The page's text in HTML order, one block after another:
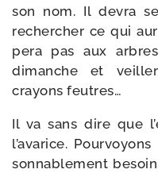
son nom. Il devra
recher­cher ce qui
pe­ra pas aux
dimanche et
crayons feutres…
Il va sans dire que
l’avarice.
son­na­ble­ment